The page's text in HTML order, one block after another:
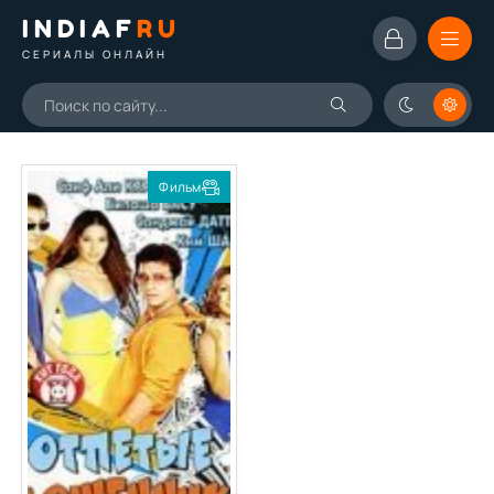
INDIAFRU
СЕРИАЛЫ ОНЛАЙН
Фильм